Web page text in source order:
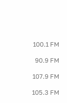
100.1 FM
90.9 FM
107.9 FM
105.3 FM